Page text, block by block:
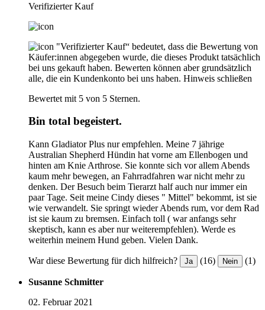
Verifizierter Kauf
"Verifizierter Kauf“ bedeutet, dass die Bewertung von
Käufer:innen abgegeben wurde, die dieses Produkt tatsächlich
bei uns gekauft haben. Bewerten können aber grundsätzlich
alle, die ein Kundenkonto bei uns haben. Hinweis schließen
Bewertet mit 5 von 5 Sternen.
Bin total begeistert.
Kann Gladiator Plus nur empfehlen. Meine 7 jährige
Australian Shepherd Hündin hat vorne am Ellenbogen und
hinten am Knie Arthrose. Sie konnte sich vor allem Abends
kaum mehr bewegen, an Fahrradfahren war nicht mehr zu
denken. Der Besuch beim Tierarzt half auch nur immer ein
paar Tage. Seit meine Cindy dieses " Mittel" bekommt, ist sie
wie verwandelt. Sie springt wieder Abends rum, vor dem Rad
ist sie kaum zu bremsen. Einfach toll ( war anfangs sehr
skeptisch, kann es aber nur weiterempfehlen). Werde es
weiterhin meinem Hund geben. Vielen Dank.
War diese Bewertung für dich hilfreich? Ja (16) Nein (1)
Susanne Schmitter
02. Februar 2021